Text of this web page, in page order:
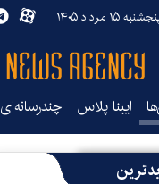
۱۵ مرداد ۱۴۰۵
ایبنا پلاس چندرسانه‌ای